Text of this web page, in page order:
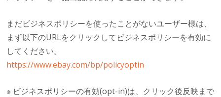
まだビジネスポリシーを使ったことがないユーザー様は、
まず以下のURLをクリックしてビジネスポリシーを有効に
してください。
https://www.ebay.com/bp/policyoptin
※ ビジネスポリシーの有効(opt-in)は、クリック後反映まで